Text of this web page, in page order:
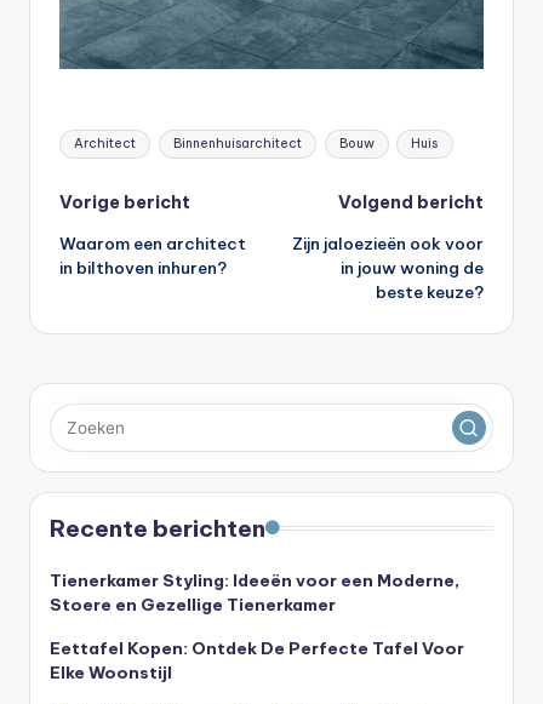
Tags:
Architect Binnenhuisarchitect Bouw Huis
Bericht
navigatie
Vorige bericht
Waarom een architect
in bilthoven inhuren?
Volgend bericht
Zijn jaloezieën ook voor
in jouw woning de
beste keuze?
Recente berichten
Tienerkamer Styling: Ideeën voor een Moderne,
Stoere en Gezellige Tienerkamer
Eettafel Kopen: Ontdek De Perfecte Tafel Voor
Elke Woonstijl